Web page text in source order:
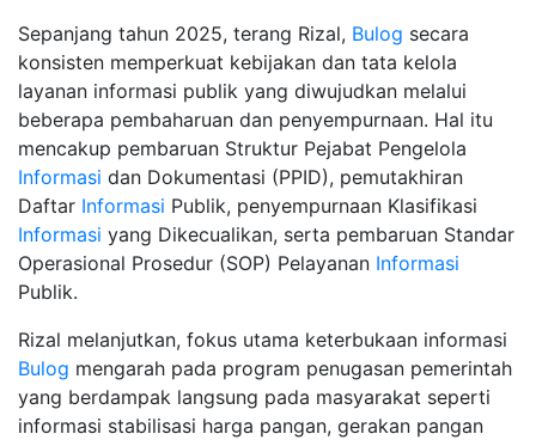
Sepanjang tahun 2025, terang Rizal, Bulog secara
konsisten memperkuat kebijakan dan tata kelola
layanan informasi publik yang diwujudkan melalui
beberapa pembaharuan dan penyempurnaan. Hal itu
mencakup pembaruan Struktur Pejabat Pengelola
Informasi dan Dokumentasi (PPID), pemutakhiran
Daftar Informasi Publik, penyempurnaan Klasifikasi
Informasi yang Dikecualikan, serta pembaruan Standar
Operasional Prosedur (SOP) Pelayanan Informasi
Publik.
Rizal melanjutkan, fokus utama keterbukaan informasi
Bulog mengarah pada program penugasan pemerintah
yang berdampak langsung pada masyarakat seperti
informasi stabilisasi harga pangan, gerakan pangan